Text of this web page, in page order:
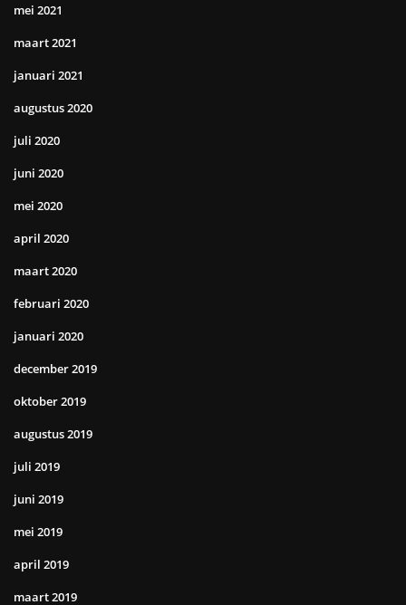
mei 2021
maart 2021
januari 2021
augustus 2020
juli 2020
juni 2020
mei 2020
april 2020
maart 2020
februari 2020
januari 2020
december 2019
oktober 2019
augustus 2019
juli 2019
juni 2019
mei 2019
april 2019
maart 2019